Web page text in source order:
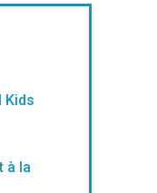
Kids
à la